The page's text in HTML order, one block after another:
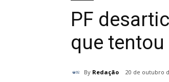
PF
que tentou
By Redação 20 de outubro